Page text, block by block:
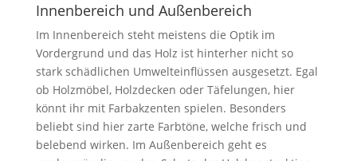
Innenbereich und Außenbereich
Im Innenbereich steht meistens die Optik im
Vordergrund und das Holz ist hinterher nicht so
stark schädlichen Umwelteinflüssen ausgesetzt. Egal
ob Holzmöbel, Holzdecken oder Täfelungen, hier
könnt ihr mit Farbakzenten spielen. Besonders
beliebt sind hier zarte Farbtöne, welche frisch und
belebend wirken. Im Außenbereich geht es